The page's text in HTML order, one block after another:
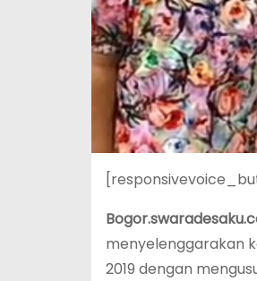
menyelenggarakan
2019 dengan